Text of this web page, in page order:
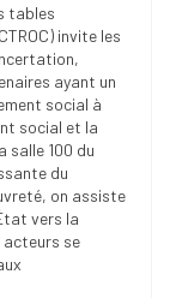
tables
invite les
ayant un
social à
social et la
salle 100 du
du
on assiste
vers la
acteurs se